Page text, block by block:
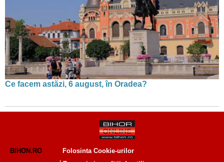
Ce facem astăzi, 6 august, în Oradea?
BIHON.RO
Folosinta Cookie-urilor